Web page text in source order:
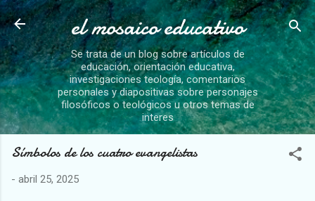
Ir al contenido principal
el mosaico educativo
Se trata de un blog sobre artículos de
educación, orientación educativa,
investigaciones teología, comentarios
personales y diapositivas sobre personajes
filosóficos o teológicos u otros temas de
interes
Símbolos de los cuatro evangelistas
- abril 25, 2025